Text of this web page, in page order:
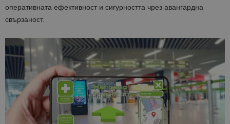
оперативната ефективност и сигурността чрез авангардна
свързаност.